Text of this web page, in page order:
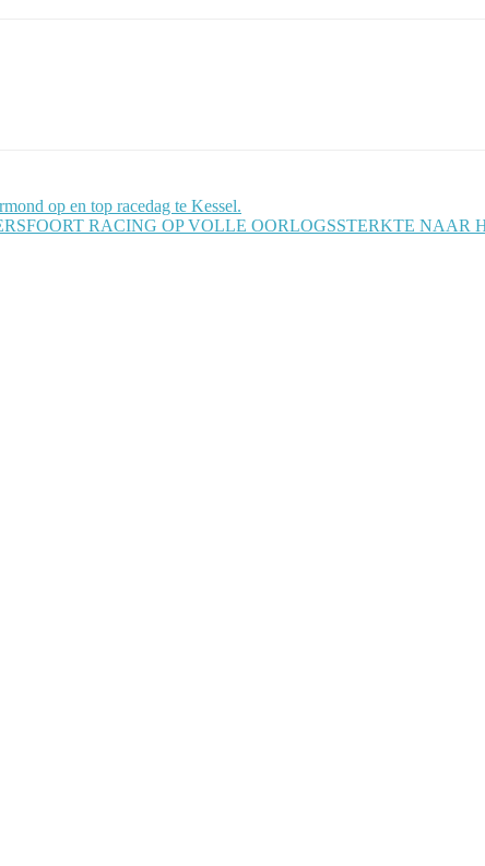
op en top racedag te Kessel.
RACING OP VOLLE OORLOGSSTERKTE